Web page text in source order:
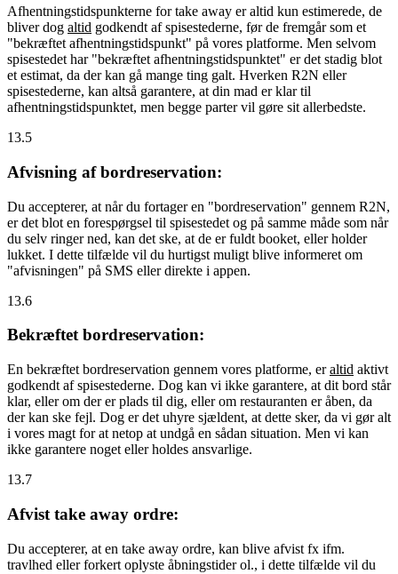
Afhentningstidspunkterne for take away er altid kun estimerede, de
bliver dog altid godkendt af spisestederne, før de fremgår som et
"bekræftet afhentningstidspunkt" på vores platforme. Men selvom
spisestedet har "bekræftet afhentningstidspunktet" er det stadig blot
et estimat, da der kan gå mange ting galt. Hverken R2N eller
spisestederne, kan altså garantere, at din mad er klar til
afhentningstidspunktet, men begge parter vil gøre sit allerbedste.
13.5
Afvisning af bordreservation:
Du accepterer, at når du fortager en "bordreservation" gennem R2N,
er det blot en forespørgsel til spisestedet og på samme måde som når
du selv ringer ned, kan det ske, at de er fuldt booket, eller holder
lukket. I dette tilfælde vil du hurtigst muligt blive informeret om
"afvisningen" på SMS eller direkte i appen.
13.6
Bekræftet bordreservation:
En bekræftet bordreservation gennem vores platforme, eraltid aktivt
godkendt af spisestederne. Dog kan vi ikke garantere, at dit bord står
klar, eller om der er plads til dig, eller om restauranten er åben, da
der kan ske fejl. Dog er det uhyre sjældent, at dette sker, da vi gør alt
i vores magt for at netop at undgå en sådan situation. Men vi kan
ikke garantere noget eller holdes ansvarlige.
13.7
Afvist take away ordre:
Du accepterer, at en take away ordre, kan blive afvist fx ifm.
travlhed eller forkert oplyste åbningstider ol., i dette tilfælde vil du